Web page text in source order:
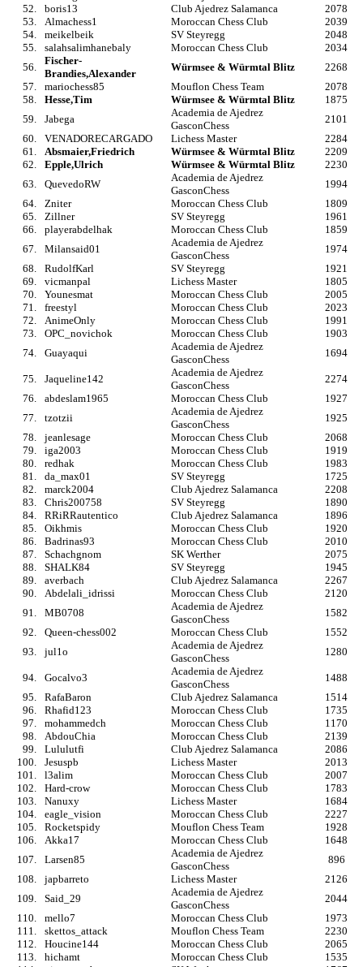
52.
boris13 Club Ajedrez Salamanca
2078
53.
Almachess1 Moroccan Chess Club
2039
54.
meikelbeik SV Steyregg
2048
55.
salahsalimhanebaly Moroccan Chess Club
2034
56.
Fischer-
Brandies,Alexander
Würmsee & Würmtal Blitz
2268
57.
mariochess85 Mouflon Chess Team
2078
58.
Hesse,Tim Würmsee & Würmtal Blitz
1875
59.
Jabega
Academia de Ajedrez
GasconChess
2101
60.
VENADORECARGADO Lichess Master
2284
61.
Absmaier,Friedrich Würmsee & Würmtal Blitz
2209
62.
Epple,Ulrich Würmsee & Würmtal Blitz
2230
63.
QuevedoRW
Academia de Ajedrez
GasconChess
1994
64.
Zniter Moroccan Chess Club
1809
65.
Zillner SV Steyregg
1961
66.
playerabdelhak Moroccan Chess Club
1859
67.
Milansaid01
Academia de Ajedrez
GasconChess
1974
68.
RudolfKarl SV Steyregg
1921
69.
vicmanpal Lichess Master
1805
70.
Younesmat Moroccan Chess Club
2005
71.
freestyl Moroccan Chess Club
2023
72.
AnimeOnly Moroccan Chess Club
1991
73.
OPC_novichok Moroccan Chess Club
1903
74.
Guayaqui
Academia de Ajedrez
GasconChess
1694
75. Jaqueline142
Academia de Ajedrez
GasconChess
2274
76.
abdeslam1965 Moroccan Chess Club
1927
77.
tzotzii
Academia de Ajedrez
GasconChess
1925
78.
jeanlesage Moroccan Chess Club
2068
79.
iga2003 Moroccan Chess Club
1919
80.
redhak Moroccan Chess Club
1983
81.
da_max01 SV Steyregg
1725
82.
marck2004 Club Ajedrez Salamanca
2208
83.
Chris200758 SV Steyregg
1890
84.
RRiRRautentico Club Ajedrez Salamanca
1896
85.
Oikhmis Moroccan Chess Club
1920
86.
Badrinas93 Moroccan Chess Club
2010
87.
Schachgnom SK Werther
2075
88.
SHALK84 SV Steyregg
1945
89.
averbach Club Ajedrez Salamanca
2267
90.
Abdelali_idrissi Moroccan Chess Club
2120
91.
MB0708
Academia de Ajedrez
GasconChess
1582
92.
Queen-chess002 Moroccan Chess Club
1552
93.
jul1o
Academia de Ajedrez
GasconChess
1280
94. Gocalvo3
Academia de Ajedrez
GasconChess
1488
95.
RafaBaron Club Ajedrez Salamanca
1514
96.
Rhafid123 Moroccan Chess Club
1735
97.
mohammedch Moroccan Chess Club
1170
98.
AbdouChia Moroccan Chess Club
2139
99.
Lululutfi Club Ajedrez Salamanca
2086
100.
Jesuspb Lichess Master
2013
101.
l3alim Moroccan Chess Club
2007
102.
Hard-crow Moroccan Chess Club
1783
103.
Nanuxy Lichess Master
1684
104.
eagle_vision Moroccan Chess Club
2227
105.
Rocketspidy Mouflon Chess Team
1928
106.
Akka17 Moroccan Chess Club
1648
107.
Larsen85
Academia de Ajedrez
GasconChess
896
108.
japbarreto Lichess Master
2126
109.
Said_29
Academia de Ajedrez
GasconChess
2044
110.
mello7 Moroccan Chess Club
1973
111.
skettos_attack Mouflon Chess Team
2230
112.
Houcine144 Moroccan Chess Club
2065
113.
hichamt Moroccan Chess Club
1535